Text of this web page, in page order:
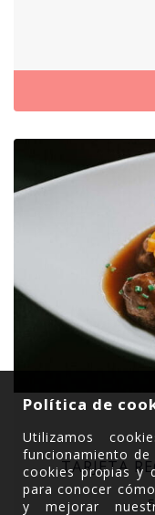
TARJETA
Política de
Utilizamos
funcionamiento
cookies propias y
para conocer
y mejorar